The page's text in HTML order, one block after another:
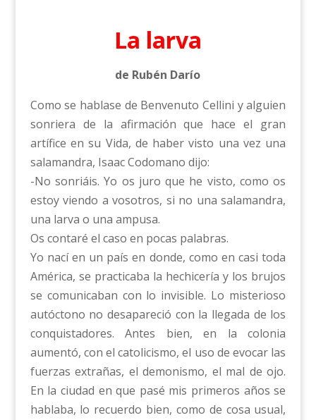
La larva
de Rubén Darío
Como se hablase de Benvenuto Cellini y alguien
sonriera de la afirmación que hace el gran
artífice en su Vida, de haber visto una vez una
salamandra, Isaac Codomano dijo:
-No sonriáis. Yo os juro que he visto, como os
estoy viendo a vosotros, si no una salamandra,
una larva o una ampusa.
Os contaré el caso en pocas palabras.
Yo nací en un país en donde, como en casi toda
América, se practicaba la hechicería y los brujos
se comunicaban con lo invisible. Lo misterioso
autóctono no desapareció con la llegada de los
conquistadores. Antes bien, en la colonia
aumentó, con el catolicismo, el uso de evocar las
fuerzas extrañas, el demonismo, el mal de ojo.
En la ciudad en que pasé mis primeros años se
hablaba, lo recuerdo bien, como de cosa usual,